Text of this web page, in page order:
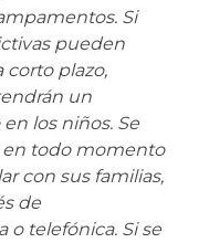
Si
pueden
corto plazo,
un
los niños. Se
en todo momento
con sus familias,
de
telefónica. Si se